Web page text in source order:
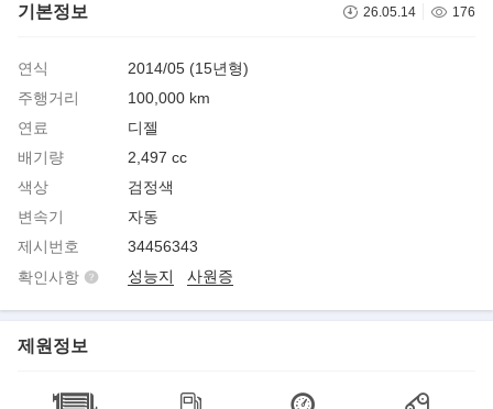
기본정보 26.05.14 176
연식
2014/05 (15년형)
주행거리
100,000 km
연료
디젤
배기량
2,497 cc
색상
검정색
변속기
자동
제시번호
34456343
확인사항
성능지 사원증
제원정보